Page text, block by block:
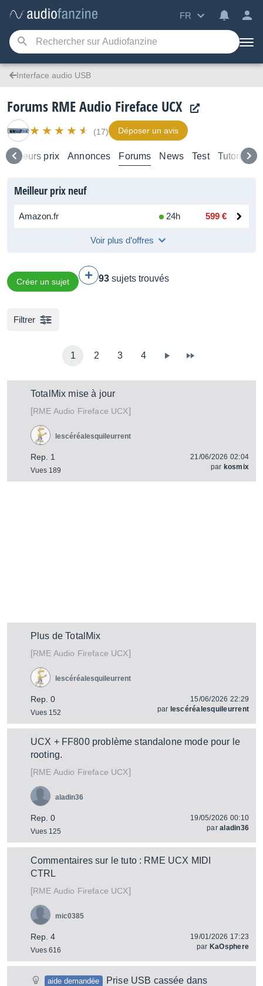
FR
Interface audio USB
Forums RME Audio Fireface UCX
(17) Déposer un avis
Meilleurs prix Annonces Forums News Test Tutoriels
Meilleur prix neuf
Amazon.fr 24h 599 €
Voir plus d’offres
Créer un sujet 93 sujets trouvés
Filtrer
1 2 3 4
TotalMix mise à jour
[RME Audio Fireface UCX]
Rep. 1
Vues 189
lescéréalesquileurrent
21/06/2026 02:04
par kosmix
Plus de TotalMix
[RME Audio Fireface UCX]
Rep. 0
Vues 152
lescéréalesquileurrent
15/06/2026 22:29
par lescéréalesquileurrent
UCX + FF800 problème standalone mode pour le
rooting.
[RME Audio Fireface UCX]
Rep. 0
Vues 125
aladin36
19/05/2026 00:10
paraladin36
Commentaires sur le tuto : RME UCX MIDI
CTRL
[RME Audio Fireface UCX]
Rep. 4
Vues 616
mic0385
19/01/2026 17:23
par KaOsphere
aide demandée
Prise USB cassée dans